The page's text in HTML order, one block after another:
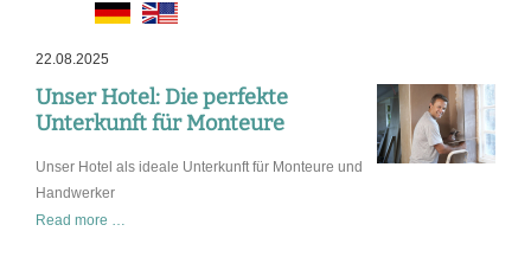
22.08.2025
Unser Hotel: Die perfekte
Unterkunft für Monteure
Unser Hotel als ideale Unterkunft für Monteure und
Handwerker
Read more …